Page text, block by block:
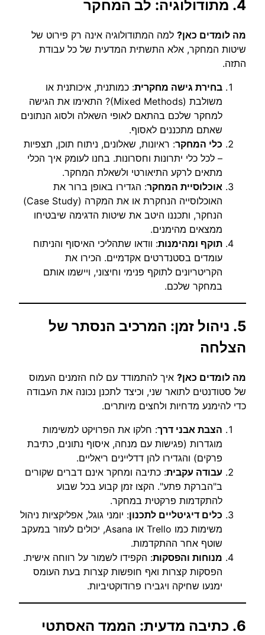
4. מתודולוגיה: לב המחקר
מה לומדים כאן? למה המתודולוגיה אינה רק פירוט של
שיטות המחקר, אלא התשתית המדעית של כל עבודת
התזה.
בחירת גישה מחקרית: כמותנית, איכותנית או
משולבת (Mixed Methods)? התאימו את הגישה
למחקר שלכם בהתאם לאופי השאלה ולסוג הנתונים
שאתם מתכננים לאסוף.
כלי המחקר: ראיונות, שאלונים, ניתוח תוכן, תצפיות
– לכל כלי יתרונות וחסרונות. בחנו לעומק איך הכלי
מתאים לרקע התיאורטי ולשאלת המחקר.
אוכלוסיית המחקר: הגדירו באופן ברור את
האוכלוסייה הנחקרת או את המקרה (Case Study)
הנחקר, ותכננו היטב את שיטות הדגימה שיבטיחו
ממצאים מהימנים.
תוקף ומהימנות: וודאו שתהליכי האיסוף והניתוח
עומדים בסטנדרטים אקדמיים. הכירו את
הקריטריונים לתוקף פנימי וחיצוני, ויישמו אותם
במחקר שלכם.
5. ניהול זמן: המרכיב הנסתר של
הצלחה
מה לומדים כאן? איך להתמודד עם לוח הזמנים העמוס
של סטודנטים לתואר שני, וכיצד לתכנן נכונה את העבודה
כדי להימנע מדחיות ולחצים מיותרים.
הצבת אבני דרך: חלקו את הפרויקט למשימות
מוגדרות (פגישות עם מנחה, איסוף נתונים, כתיבת
פרקים) והגדירו להן דדליינים ריאליים.
עבודה עקבית: כתיבה ומחקר אינם דברים שקורים
ב"הברקת פתע". הקצו זמן קבוע בכל שבוע
להתקדמות פרקטית במחקר.
כלים דיגיטליים לתכנון: יומני גוגל, אפליקציות ניהול
משימות כמו Trello או Asana, יכולים לעזור במעקב
שוטף אחר ההתקדמות.
מנוחות והפסקות: הקפידו לשמור על רווחה אישית.
הפסקות קצרות ואף חופשות קצרות בעת העומס
ימנעו שחיקה ויגבירו פרודוקטיביות.
6. כתיבה מדעית: הממד האסתטי